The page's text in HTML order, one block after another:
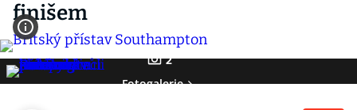
finišem
2
Fotogalerie